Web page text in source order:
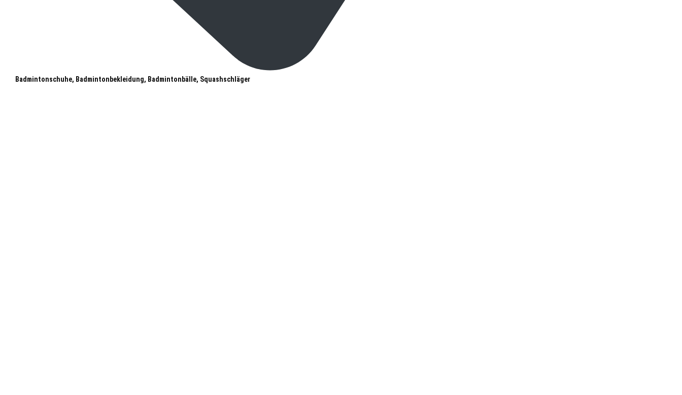
Badmintonschuhe, Badmintonbekleidung, Badmintonbälle, Squashschläger